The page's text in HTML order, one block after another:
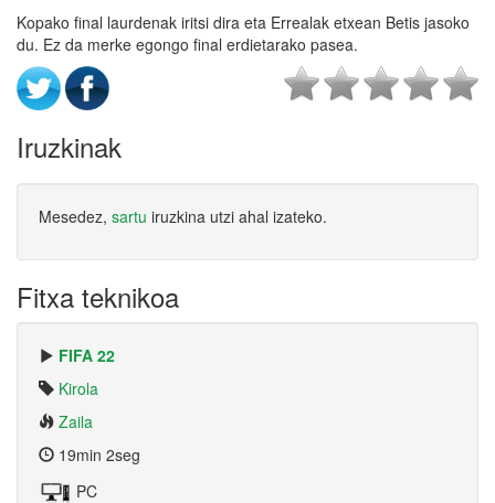
Kopako final laurdenak iritsi dira eta Errealak etxean Betis jasoko
du. Ez da merke egongo final erdietarako pasea.
Iruzkinak
Mesedez, sartu iruzkina utzi ahal izateko.
Fitxa teknikoa
FIFA 22
Kirola
Zaila
19min 2seg
PC